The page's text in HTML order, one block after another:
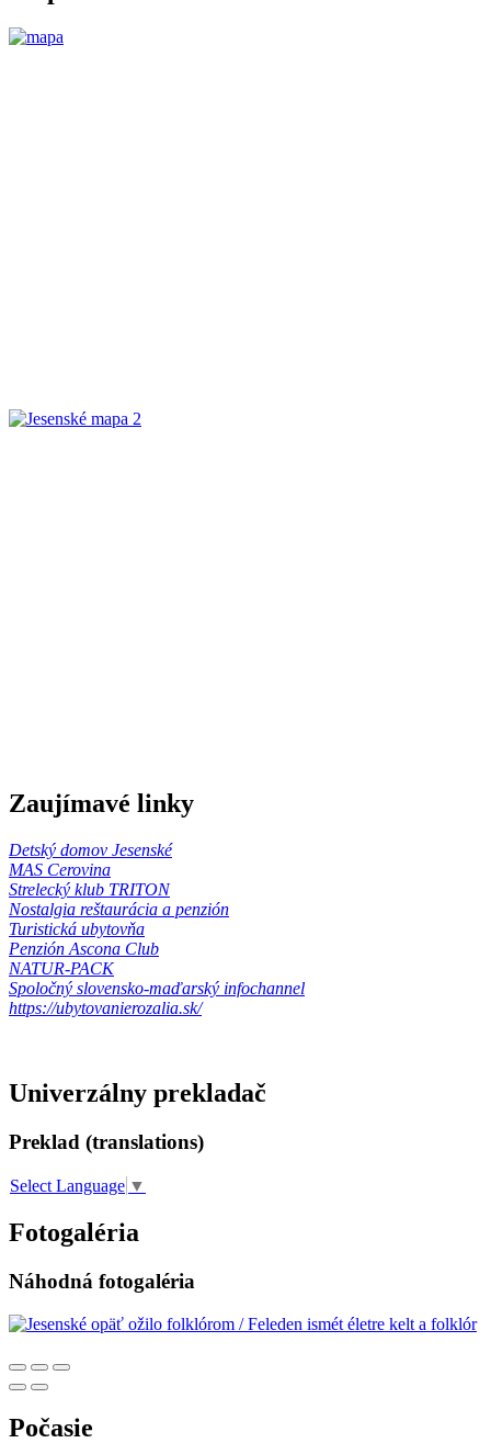
Zaujímavé linky
Detský domov Jesenské
MAS Cerovina
Strelecký klub TRITON
Nostalgia reštaurácia a penzión
Turistická ubytovňa
Penzión Ascona Club
NATUR-PACK
Spoločný slovensko-maďarský infochannel
https://ubytovanierozalia.sk/
Univerzálny prekladač
Preklad (translations)
Select Language ▼
Fotogaléria
Náhodná fotogaléria
Počasie